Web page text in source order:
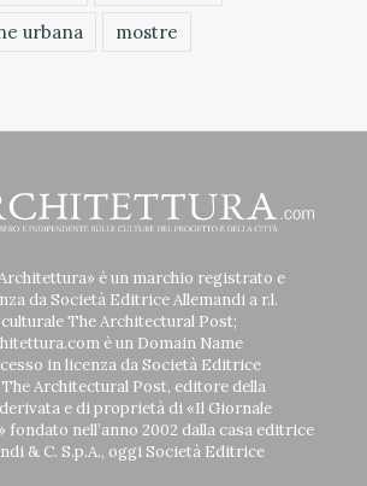
urbana
mostre
è un marchio registrato e
da Società Editrice Allemandi a r.l.
The Architectural Post;
è un Domain Name
in licenza da Società Editrice
The Architectural Post, editore della
e di proprietà di «Il Giornale
fondato nell’anno 2002 dalla casa editrice
& C. S.p.A., oggi Società Editrice